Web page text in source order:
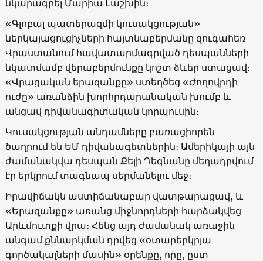
նկարագրել Մարիա Լաշխին։
«Գլոբալ պատերազմի կուսակցության»
ներկայացուցիչների հայտնաբերմանը զուգահեռ
Վրաստանում հավատարմագրված դեսպանների
նկատմամբ վերաբերմունքը կոշտ ձևեր ստացավ։
«Վրացական երազանքը» ստեղծեց «Ժողովրդի
ուժը» առանձին խորհրդարանական խումբ և
անցավ դիվանագիտական ​​կորպուսին։
Կուսակցության անդամները բառացիորեն
ծաղրում են ԵՄ դիվանագետներին։ Ամերիկայի այն
ժամանակվա դեսպան Քելի Դեգնանը մեղադրվում
էր երկրում տագնապ սերմանելու մեջ։
Իրավիճակն աստիճանաբար վատթարացավ, և
«Երազանքը» առանց միջնորդների հարձակվեց
Արևմուտքի վրա։ Հենց այդ ժամանակ առաջին
անգամ քննարկման դրվեց «օտարերկրյա
գործակալների մասին» օրենքը, որը, ըստ